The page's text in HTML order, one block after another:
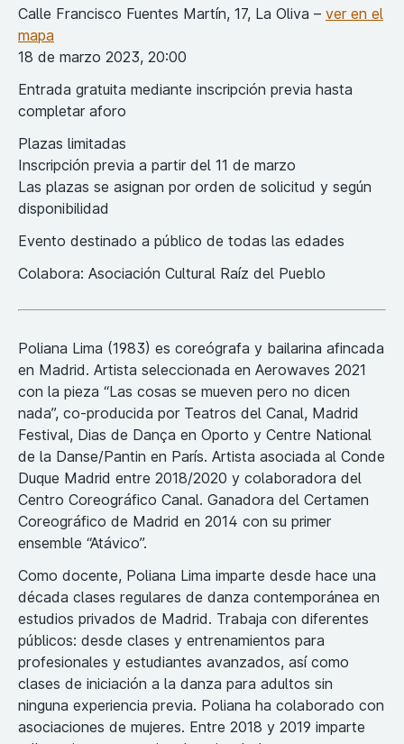
Calle Francisco Fuentes Martín, 17, La Oliva – ver en el
mapa
18 de marzo 2023, 20:00
Entrada gratuita mediante inscripción previa hasta
completar aforo
Plazas limitadas
Inscripción previa a partir del 11 de marzo
Las plazas se asignan por orden de solicitud y según
disponibilidad
Evento destinado a público de todas las edades
Colabora: Asociación Cultural Raíz del Pueblo
Poliana Lima (1983) es coreógrafa y bailarina afincada
en Madrid. Artista seleccionada en Aerowaves 2021
con la pieza “Las cosas se mueven pero no dicen
nada”, co-producida por Teatros del Canal, Madrid
Festival, Dias de Dança en Oporto y Centre National
de la Danse/Pantin en París. Artista asociada al Conde
Duque Madrid entre 2018/2020 y colaboradora del
Centro Coreográfico Canal. Ganadora del Certamen
Coreográfico de Madrid en 2014 con su primer
ensemble “Atávico”.
Como docente, Poliana Lima imparte desde hace una
década clases regulares de danza contemporánea en
estudios privados de Madrid. Trabaja con diferentes
públicos: desde clases y entrenamientos para
profesionales y estudiantes avanzados, así como
clases de iniciación a la danza para adultos sin
ninguna experiencia previa. Poliana ha colaborado con
asociaciones de mujeres. Entre 2018 y 2019 imparte